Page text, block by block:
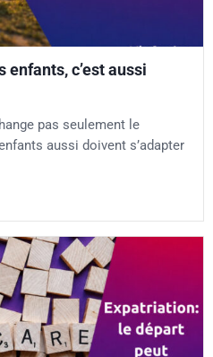
c’est aussi
pas seulement le
aussi doivent s’adapter